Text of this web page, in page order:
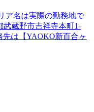
ア名は実際の勤務地で
武蔵野市吉祥寺本町1-
先は【YAOKO新百合ヶ